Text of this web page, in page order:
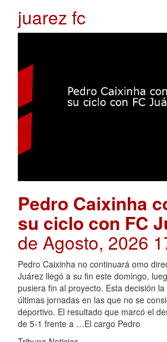
juarez fc
Pedro Caixinha
su ciclo con FC
de Agosto, 2026
Pedro Caixinha no continuará omo
Juárez llegó a su fin este domingo,
pusiera fin al proyecto. Esta decisión
últimas jornadas en las que no se
deportivo. El resultado que marcó el
de 5-1 frente a …El cargo Pedro